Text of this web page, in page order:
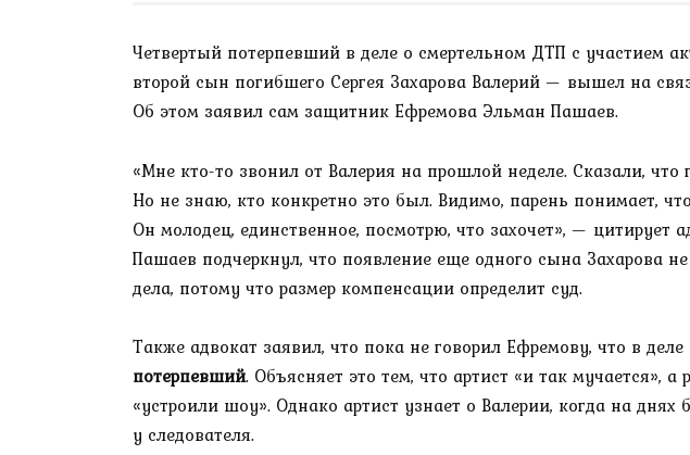
Четвертый потерпевший в деле о смертельном ДТП с участием
второй сын погибшего Сергея Захарова Валерий — вышел на
Об этом заявил сам защитник Ефремова Эльман Пашаев.
«Мне кто-то звонил от Валерия на прошлой неделе. Сказали, что
Но не знаю, кто конкретно это был. Видимо, парень понимает,
Он молодец, единственное, посмотрю, что захочет», — цитирует
Пашаев подчеркнул, что появление еще одного сына Захарова
дела, потому что размер компенсации определит суд.
Также адвокат заявил, что пока не говорил Ефремову, что в деле
потерпевший. Объясняет это тем, что артист «и так мучается»,
«устроили шоу». Однако артист узнает о Валерии, когда на днях
у следователя.